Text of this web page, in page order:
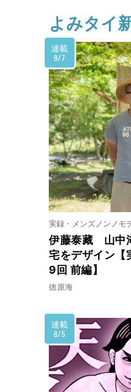
よみタイ
連載
8/7
実録・メンズノンノ
伊藤泰藏 山中
宅をデザイン【
9回 前編】
徳原海
連載
8/5